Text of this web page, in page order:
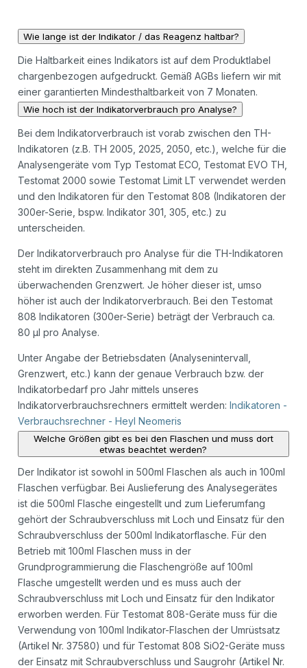
Wie lange ist der Indikator / das Reagenz haltbar?
Die Haltbarkeit eines Indikators ist auf dem Produktlabel
chargenbezogen aufgedruckt. Gemäß AGBs liefern wir mit
einer garantierten Mindesthaltbarkeit von 7 Monaten.
Wie hoch ist der Indikatorverbrauch pro Analyse?
Bei dem Indikatorverbrauch ist vorab zwischen den TH-
Indikatoren (z.B. TH 2005, 2025, 2050, etc.), welche für die
Analysengeräte vom Typ Testomat ECO, Testomat EVO TH,
Testomat 2000 sowie Testomat Limit LT verwendet werden
und den Indikatoren für den Testomat 808 (Indikatoren der
300er-Serie, bspw. Indikator 301, 305, etc.) zu
unterscheiden.
Der Indikatorverbrauch pro Analyse für die TH-Indikatoren
steht im direkten Zusammenhang mit dem zu
überwachenden Grenzwert. Je höher dieser ist, umso
höher ist auch der Indikatorverbrauch. Bei den Testomat
808 Indikatoren (300er-Serie) beträgt der Verbrauch ca.
80 µl pro Analyse.
Unter Angabe der Betriebsdaten (Analysenintervall,
Grenzwert, etc.) kann der genaue Verbrauch bzw. der
Indikatorbedarf pro Jahr mittels unseres
Indikatorverbrauchsrechners ermittelt werden:Indikatoren -
Verbrauchsrechner - Heyl Neomeris
Welche Größen gibt es bei den Flaschen und muss dort
etwas beachtet werden?
Der Indikator ist sowohl in 500ml Flaschen als auch in 100ml
Flaschen verfügbar. Bei Auslieferung des Analysegerätes
ist die 500ml Flasche eingestellt und zum Lieferumfang
gehört der Schraubverschluss mit Loch und Einsatz für den
Schraubverschluss der 500ml Indikatorflasche. Für den
Betrieb mit 100ml Flaschen muss in der
Grundprogrammierung die Flaschengröße auf 100ml
Flasche umgestellt werden und es muss auch der
Schraubverschluss mit Loch und Einsatz für den Indikator
erworben werden. Für Testomat 808-Geräte muss für die
Verwendung von 100ml Indikator-Flaschen der Umrüstsatz
(Artikel Nr. 37580) und für Testomat 808 SiO2-Geräte muss
der Einsatz mit Schraubverschluss und Saugrohr (Artikel Nr.